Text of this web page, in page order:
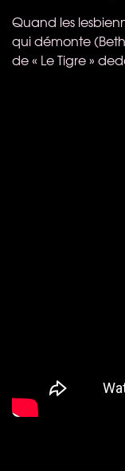
Quand les
qui démonte
de « Le Tigre »